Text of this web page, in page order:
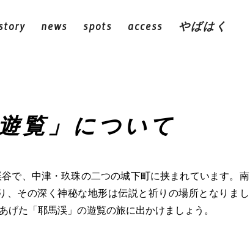
news spots access やばはく
覧」について
で、中津・玖珠の二つの城下町に挟まれています。南
その深く神秘な地形は伝説と祈りの場所となりまし
た「耶馬渓」の遊覧の旅に出かけましょう。